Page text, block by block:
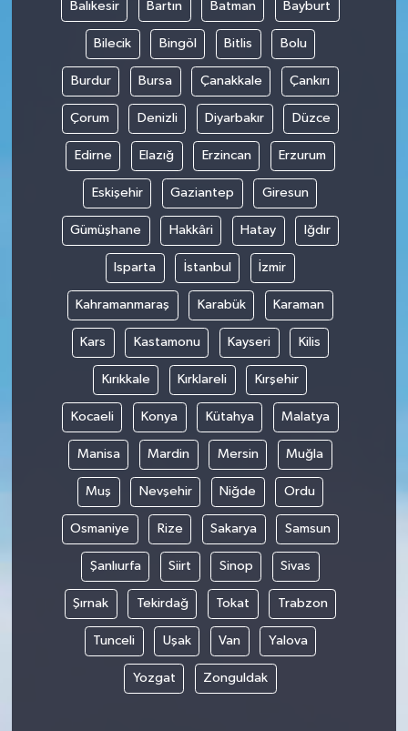
Balıkesir Bartın Batman Bayburt
Bilecik Bingöl Bitlis Bolu
Burdur Bursa Çanakkale Çankırı
Çorum Denizli Diyarbakır Düzce
Edirne Elazığ Erzincan Erzurum
Eskişehir Gaziantep Giresun
Gümüşhane Hakkâri Hatay Iğdır
Isparta İstanbul İzmir
Kahramanmaraş Karabük Karaman
Kars Kastamonu Kayseri Kilis
Kırıkkale Kırklareli Kırşehir
Kocaeli Konya Kütahya Malatya
Manisa Mardin Mersin Muğla
Muş Nevşehir Niğde Ordu
Osmaniye Rize Sakarya Samsun
Şanlıurfa Siirt Sinop Sivas
Şırnak Tekirdağ Tokat Trabzon
Tunceli Uşak Van Yalova
Yozgat Zonguldak